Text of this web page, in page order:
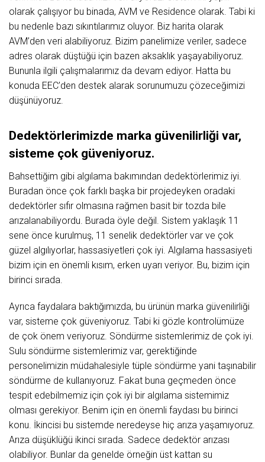
olarak çalışıyor bu binada, AVM ve Residence olarak. Tabi ki
bu nedenle bazı sıkıntılarımız oluyor. Biz harita olarak
AVM’den veri alabiliyoruz. Bizim panelimize veriler, sadece
adres olarak düştüğü için bazen aksaklık yaşayabiliyoruz.
Bununla ilgili çalışmalarımız da devam ediyor. Hatta bu
konuda EEC’den destek alarak sorunumuzu çözeceğimizi
düşünüyoruz.
Dedektörlerimizde marka güvenilirliği var,
sisteme çok güveniyoruz.
Bahsettiğim gibi algılama bakımından dedektörlerimiz iyi.
Buradan önce çok farklı başka bir projedeyken oradaki
dedektörler sıfır olmasına rağmen basit bir tozda bile
arızalanabiliyordu. Burada öyle değil. Sistem yaklaşık 11
sene önce kurulmuş, 11 senelik dedektörler var ve çok
güzel algılıyorlar, hassasiyetleri çok iyi. Algılama hassasiyeti
bizim için en önemli kısım, erken uyarı veriyor. Bu, bizim için
birinci sırada.
Ayrıca faydalara baktığımızda, bu ürünün marka güvenilirliği
var, sisteme çok güveniyoruz. Tabi ki gözle kontrolümüze
de çok önem veriyoruz. Söndürme sistemlerimiz de çok iyi.
Sulu söndürme sistemlerimiz var, gerektiğinde
personelimizin müdahalesiyle tüple söndürme yani taşınabilir
söndürme de kullanıyoruz. Fakat buna geçmeden önce
tespit edebilmemiz için çok iyi bir algılama sistemimiz
olması gerekiyor. Benim için en önemli faydası bu birinci
konu. İkincisi bu sistemde neredeyse hiç arıza yaşamıyoruz.
Arıza düşüklüğü ikinci sırada. Sadece dedektör arızası
olabiliyor. Bunlar da genelde örneğin üst kattan su